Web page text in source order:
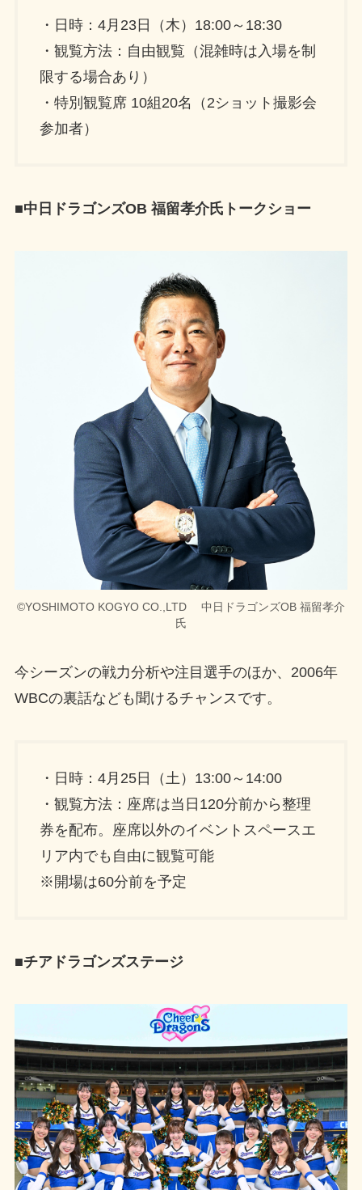
・日時：4月23日（木）18:00～18:30
・観覧方法：自由観覧（混雑時は入場を制
限する場合あり）
・特別観覧席 10組20名（2ショット撮影会
参加者）
■中日ドラゴンズOB 福留孝介氏トークショー
©YOSHIMOTO KOGYO CO.,LTD 中日ドラゴンズOB 福留孝介
氏
今シーズンの戦力分析や注目選手のほか、2006年
WBCの裏話なども聞けるチャンスです。
・日時：4月25日（土）13:00～14:00
・観覧方法：座席は当日120分前から整理
券を配布。座席以外のイベントスペースエ
リア内でも自由に観覧可能
※開場は60分前を予定
■チアドラゴンズステージ